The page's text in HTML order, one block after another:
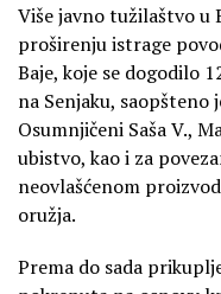
Više javno tužilaštvo u
proširenju istrage
Baje, koje se dogodilo
na Senjaku,
Osumnjičeni Saša V.,
ubistvo, kao i za
neovlašćenom
oružja.
Prema do sada